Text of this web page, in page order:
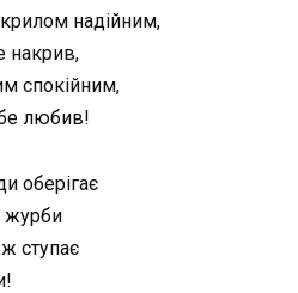
надійним,
накрив,
спокійним,
любив!
оберігає
журби
ступає